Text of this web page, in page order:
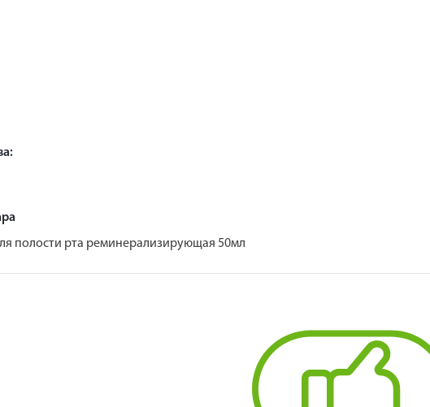
полости рта реминерализирующая 50мл